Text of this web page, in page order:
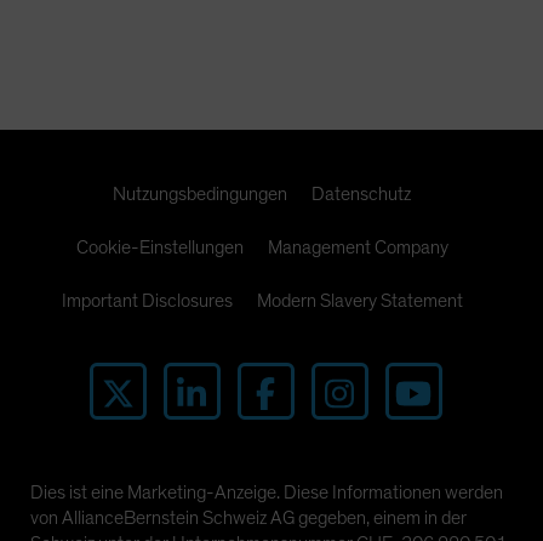
Nutzungsbedingungen Datenschutz
Cookie-Einstellungen Management Company
Important Disclosures Modern Slavery Statement
Dies ist eine Marketing-Anzeige. Diese Informationen werden
von AllianceBernstein Schweiz AG gegeben, einem in der